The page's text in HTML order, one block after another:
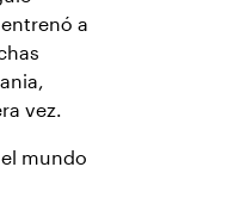
a
vez.
el mundo